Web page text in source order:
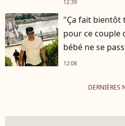
12:39
"Ça fait bientôt
pour ce couple
bébé ne se
12:08
DERNIÈRES